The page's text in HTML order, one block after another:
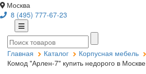
Москва
8 (495) 777-67-23
Главная Каталог Корпусная мебель
Комод "Арлен-7" купить недорого в Москве